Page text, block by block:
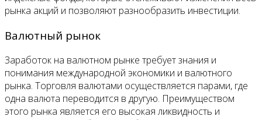
рынка акций и позволяют разнообразить инвестиции.
Валютный рынок
Заработок на валютном рынке требует знания и
понимания международной экономики и валютного
рынка. Торговля валютами осуществляется парами, где
одна валюта переводится в другую. Преимуществом
этого рынка является его высокая ликвидность и